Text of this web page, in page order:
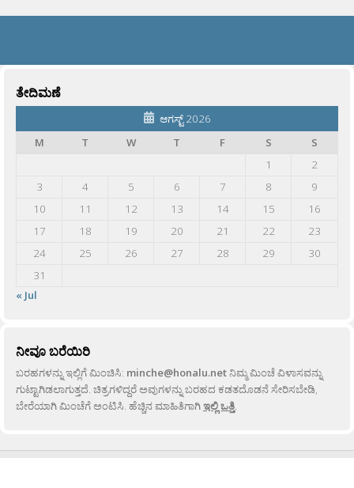
ತೇದಿಮಣೆ
ಆಗಸ್ಟ್ 2026
M
T W T F S
S
1
2
3
4 5 6 7 8
9
10
11 12 13 14 15
16
17
18 19 20 21 22
23
24
25 26 27 28 29
30
31
« Jul
ನೀವೂ ಬರೆಯಿರಿ
ಬರಹಗಳನ್ನು ಇಲ್ಲಿಗೆ ಮಿಂಚಿಸಿ: minche@honalu.netನಿಮ್ಮ ಮಿಂಚೆ ವಿಳಾಸವನ್ನು
ಗುಟ್ಟಾಗಿಡಲಾಗುತ್ತದೆ. ಚಿತ್ರಗಳಿದ್ದರೆ ಅವುಗಳನ್ನು ಬರಹದ ಕಡತದೊಡನೆ ಸೇರಿಸಬೇಡಿ,
ಬೇರೆಯಾಗಿ ಮಿಂಚೆಗೆ ಅಂಟಿಸಿ. ಹೆಚ್ಚಿನ ಮಾಹಿತಿಗಾಗಿಇಲ್ಲಿ ಒತ್ತಿ.